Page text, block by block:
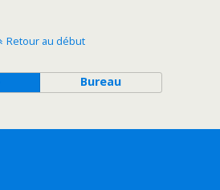
Retour au début
Bureau